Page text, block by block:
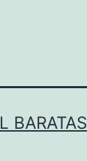
BARATAS